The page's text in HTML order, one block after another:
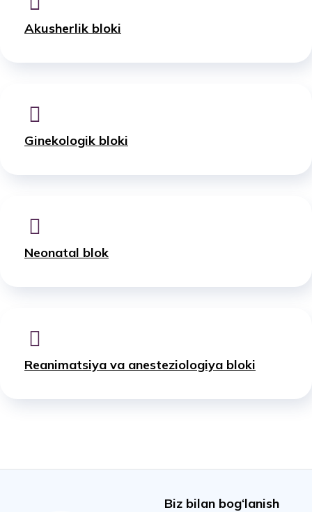
Akusherlik bloki
Ginekologik bloki
Neonatal blok
Reanimatsiya va anesteziologiya bloki
Biz bilan bog‘lanish